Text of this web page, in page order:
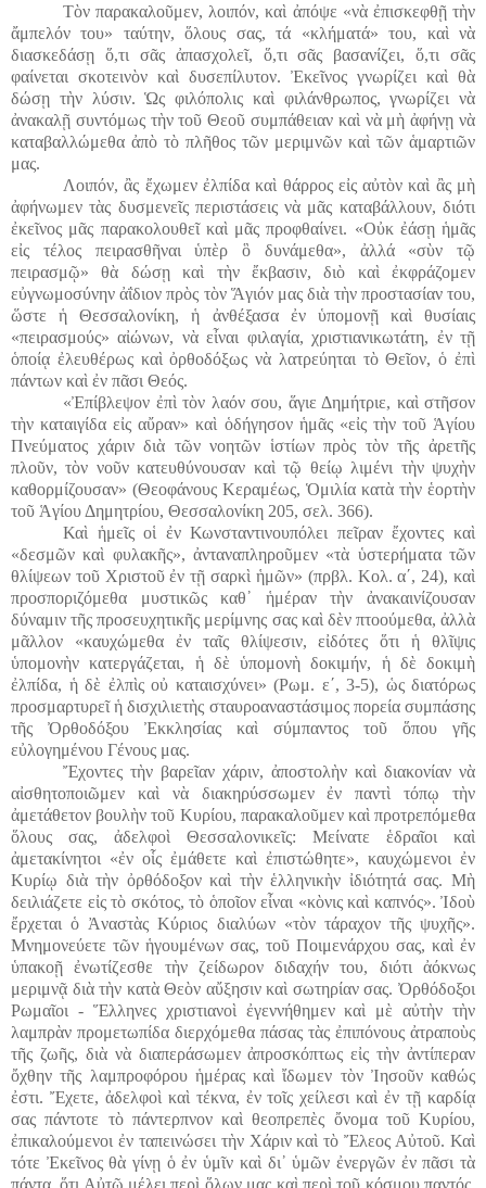
Τὸν παρακαλοῦμεν, λοιπόν, καὶ ἀπόψε «νὰ ἐπισκεφθῇ τὴν
ἄμπελόν του» ταύτην, ὅλους σας, τά «κλήματά» του, καὶ νὰ
διασκεδάσῃ ὅ,τι σᾶς ἀπασχολεῖ, ὅ,τι σᾶς βασανίζει, ὅ,τι σᾶς
φαίνεται σκοτεινὸν καὶ δυσεπίλυτον. Ἐκεῖνος γνωρίζει καὶ θὰ
δώσῃ τὴν λύσιν. Ὡς φιλόπολις καὶ φιλάνθρωπος, γνωρίζει νὰ
ἀνακαλῇ συντόμως τὴν τοῦ Θεοῦ συμπάθειαν καὶ νὰ μὴ ἀφήνῃ νὰ
καταβαλλώμεθα ἀπὸ τὸ πλῆθος τῶν μεριμνῶν καὶ τῶν ἁμαρτιῶν
μας.
Λοιπόν, ἂς ἔχωμεν ἐλπίδα καὶ θάρρος εἰς αὐτὸν καὶ ἂς μὴ
ἀφήνωμεν τὰς δυσμενεῖς περιστάσεις νὰ μᾶς καταβάλλουν, διότι
ἐκεῖνος μᾶς παρακολουθεῖ καὶ μᾶς προφθαίνει. «Οὐκ ἐάσῃ ἡμᾶς
εἰς τέλος πειρασθῆναι ὑπὲρ ὃ δυνάμεθα», ἀλλά «σὺν τῷ
πειρασμῷ» θὰ δώσῃ καὶ τὴν ἔκβασιν, διὸ καὶ ἐκφράζομεν
εὐγνωμοσύνην ἀΐδιον πρὸς τὸν Ἅγιόν μας διὰ τὴν προστασίαν του,
ὥστε ἡ Θεσσαλονίκη, ἡ ἀνθέξασα ἐν ὑπομονῇ καὶ θυσίαις
«πειρασμούς» αἰώνων, νὰ εἶναι φιλαγία, χριστιανικωτάτη, ἐν τῇ
ὁποίᾳ ἐλευθέρως καὶ ὀρθοδόξως νὰ λατρεύηται τὸ Θεῖον, ὁ ἐπὶ
πάντων καὶ ἐν πᾶσι Θεός.
«Ἐπίβλεψον ἐπὶ τὸν λαόν σου, ἅγιε Δημήτριε, καὶ στῆσον
τὴν καταιγίδα εἰς αὔραν» καὶ ὁδήγησον ἡμᾶς «εἰς τὴν τοῦ Ἁγίου
Πνεύματος χάριν διὰ τῶν νοητῶν ἱστίων πρὸς τὸν τῆς ἀρετῆς
πλοῦν, τὸν νοῦν κατευθύνουσαν καὶ τῷ θείῳ λιμένι τὴν ψυχὴν
καθορμίζουσαν» (Θεοφάνους Κεραμέως, Ὁμιλία κατὰ τὴν ἑορτὴν
τοῦ Ἁγίου Δημητρίου, Θεσσαλονίκη 205, σελ. 366).
Καὶ ἡμεῖς οἱ ἐν Κωνσταντινουπόλει πεῖραν ἔχοντες καὶ
«δεσμῶν καὶ φυλακῆς», ἀνταναπληροῦμεν «τὰ ὑστερήματα τῶν
θλίψεων τοῦ Χριστοῦ ἐν τῇ σαρκὶ ἡμῶν» (πρβλ. Κολ. α΄, 24), καὶ
προσποριζόμεθα μυστικῶς καθ᾿ ἡμέραν τὴν ἀνακαινίζουσαν
δύναμιν τῆς προσευχητικῆς μερίμνης σας καὶ δὲν πτοούμεθα, ἀλλὰ
μᾶλλον «καυχώμεθα ἐν ταῖς θλίψεσιν, εἰδότες ὅτι ἡ θλῖψις
ὑπομονὴν κατεργάζεται, ἡ δὲ ὑπομονὴ δοκιμήν, ἡ δὲ δοκιμὴ
ἐλπίδα, ἡ δὲ ἐλπὶς οὐ καταισχύνει» (Ρωμ. ε΄, 3-5), ὡς διατόρως
προσμαρτυρεῖ ἡ δισχιλιετὴς σταυροαναστάσιμος πορεία συμπάσης
τῆς Ὀρθοδόξου Ἐκκλησίας καὶ σύμπαντος τοῦ ὅπου γῆς
εὐλογημένου Γένους μας.
Ἔχοντες τὴν βαρεῖαν χάριν, ἀποστολὴν καὶ διακονίαν νὰ
αἰσθητοποιῶμεν καὶ νὰ διακηρύσσωμεν ἐν παντὶ τόπῳ τὴν
ἀμετάθετον βουλὴν τοῦ Κυρίου, παρακαλοῦμεν καὶ προτρεπόμεθα
ὅλους σας, ἀδελφοὶ Θεσσαλονικεῖς: Μείνατε ἑδραῖοι καὶ
ἀμετακίνητοι «ἐν οἷς ἐμάθετε καὶ ἐπιστώθητε», καυχώμενοι ἐν
Κυρίῳ διὰ τὴν ὀρθόδοξον καὶ τὴν ἑλληνικὴν ἰδιότητά σας. Μὴ
δειλιάζετε εἰς τὸ σκότος, τὸ ὁποῖον εἶναι «κὸνις καὶ καπνός». Ἰδοὺ
ἔρχεται ὁ Ἀναστὰς Κύριος διαλύων «τὸν τάραχον τῆς ψυχῆς».
Μνημονεύετε τῶν ἡγουμένων σας, τοῦ Ποιμενάρχου σας, καὶ ἐν
ὑπακοῇ ἐνωτίζεσθε τὴν ζείδωρον διδαχήν του, διότι ἀόκνως
μεριμνᾷ διὰ τὴν κατὰ Θεὸν αὔξησιν καὶ σωτηρίαν σας. Ὀρθόδοξοι
Ρωμαῖοι - Ἕλληνες χριστιανοὶ ἐγεννήθημεν καὶ μὲ αὐτὴν τὴν
λαμπρὰν προμετωπίδα διερχόμεθα πάσας τὰς ἐπιπόνους ἀτραποὺς
τῆς ζωῆς, διὰ νὰ διαπεράσωμεν ἀπροσκόπτως εἰς τὴν ἀντίπεραν
ὄχθην τῆς λαμπροφόρου ἡμέρας καὶ ἴδωμεν τὸν Ἰησοῦν καθώς
ἐστι. Ἔχετε, ἀδελφοὶ καὶ τέκνα, ἐν τοῖς χείλεσι καὶ ἐν τῇ καρδίᾳ
σας πάντοτε τὸ πάντερπνον καὶ θεοπρεπὲς ὄνομα τοῦ Κυρίου,
ἐπικαλούμενοι ἐν ταπεινώσει τὴν Χάριν καὶ τὸ Ἔλεος Αὐτοῦ. Καὶ
τότε Ἐκεῖνος θὰ γίνῃ ὁ ἐν ὑμῖν καὶ δι᾿ ὑμῶν ἐνεργῶν ἐν πᾶσι τὰ
πάντα, ὅτι Αὐτῷ μέλει περὶ ὅλων μας καὶ περὶ τοῦ κόσμου παντός.